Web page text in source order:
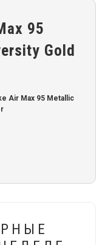
95
Gold
Air Max 95 Metallic